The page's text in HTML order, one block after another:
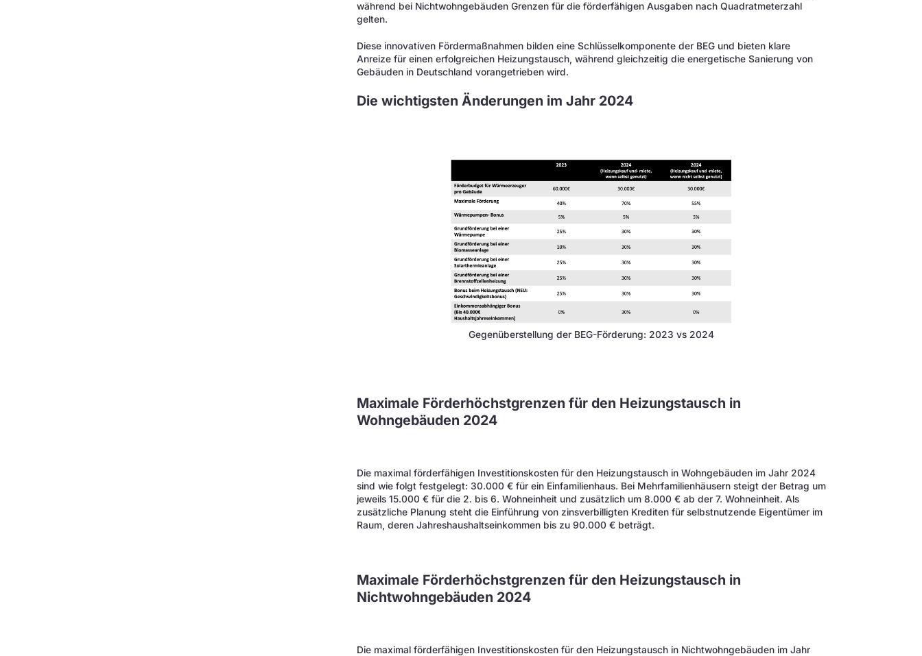
während bei Nichtwohngebäuden Grenzen für die förderfähigen Ausgaben nach Quadratmeterzahl
gelten.
Diese innovativen Fördermaßnahmen bilden eine Schlüsselkomponente der BEG und bieten klare
Anreize für einen erfolgreichen Heizungstausch, während gleichzeitig die energetische Sanierung von
Gebäuden in Deutschland vorangetrieben wird.
Die wichtigsten Änderungen im Jahr 2024
Gegenüberstellung der BEG-Förderung: 2023 vs 2024
Maximale Förderhöchstgrenzen für den Heizungstausch in
Wohngebäuden 2024
Die maximal förderfähigen Investitionskosten für den Heizungstausch in Wohngebäuden im Jahr 2024
sind wie folgt festgelegt: 30.000 € für ein Einfamilienhaus. Bei Mehrfamilienhäusern steigt der Betrag um
jeweils 15.000 € für die 2. bis 6. Wohneinheit und zusätzlich um 8.000 € ab der 7. Wohneinheit. Als
zusätzliche Planung steht die Einführung von zinsverbilligten Krediten für selbstnutzende Eigentümer im
Raum, deren Jahreshaushaltseinkommen bis zu 90.000 € beträgt.
Maximale Förderhöchstgrenzen für den Heizungstausch in
Nichtwohngebäuden 2024
Die maximal förderfähigen Investitionskosten für den Heizungstausch in Nichtwohngebäuden im Jahr